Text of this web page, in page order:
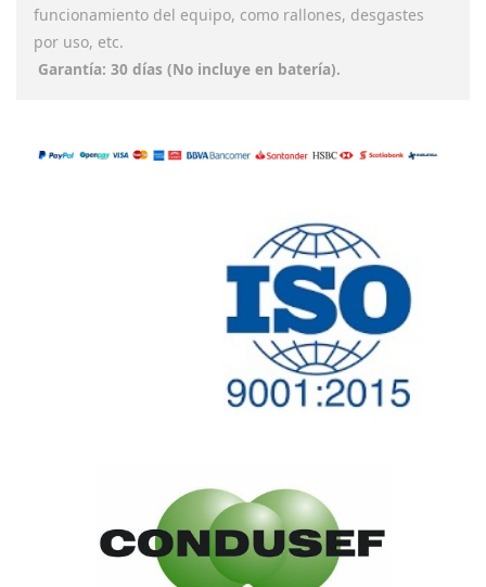
funcionamiento del equipo, como rallones, desgastes
por uso, etc.
Garantía: 30 días (No incluye en batería).